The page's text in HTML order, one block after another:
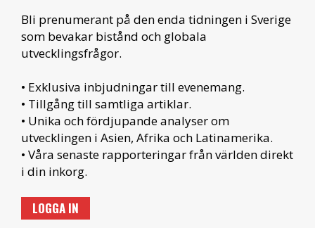
Bli prenumerant på den enda tidningen i Sverige
som bevakar bistånd och globala
utvecklingsfrågor.
• Exklusiva inbjudningar till evenemang.
• Tillgång till samtliga artiklar.
• Unika och fördjupande analyser om
utvecklingen i Asien, Afrika och Latinamerika.
• Våra senaste rapporteringar från världen direkt
i din inkorg.
LOGGA IN